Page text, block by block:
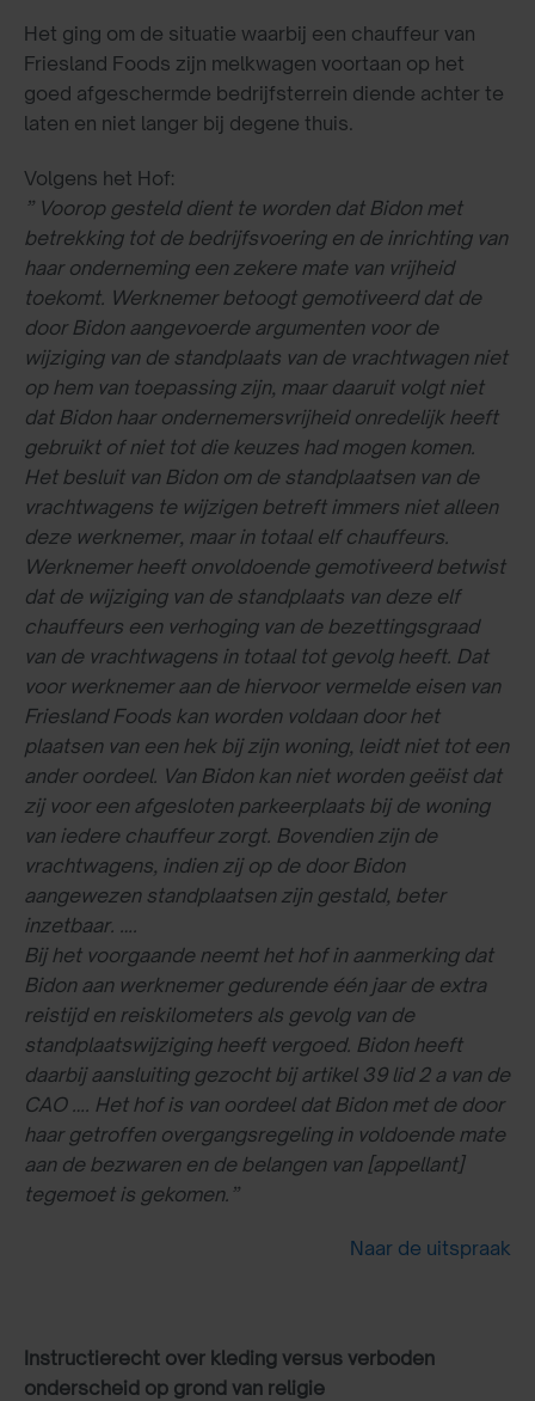
Het ging om de situatie waarbij een chauffeur van
Friesland Foods zijn melkwagen voortaan op het
goed afgeschermde bedrijfsterrein diende achter te
laten en niet langer bij degene thuis.
Volgens het Hof:
” Voorop gesteld dient te worden dat Bidon met
betrekking tot de bedrijfsvoering en de inrichting van
haar onderneming een zekere mate van vrijheid
toekomt. Werknemer betoogt gemotiveerd dat de
door Bidon aangevoerde argumenten voor de
wijziging van de standplaats van de vrachtwagen niet
op hem van toepassing zijn, maar daaruit volgt niet
dat Bidon haar ondernemersvrijheid onredelijk heeft
gebruikt of niet tot die keuzes had mogen komen.
Het besluit van Bidon om de standplaatsen van de
vrachtwagens te wijzigen betreft immers niet alleen
deze werknemer, maar in totaal elf chauffeurs.
Werknemer heeft onvoldoende gemotiveerd betwist
dat de wijziging van de standplaats van deze elf
chauffeurs een verhoging van de bezettingsgraad
van de vrachtwagens in totaal tot gevolg heeft. Dat
voor werknemer aan de hiervoor vermelde eisen van
Friesland Foods kan worden voldaan door het
plaatsen van een hek bij zijn woning, leidt niet tot een
ander oordeel. Van Bidon kan niet worden geëist dat
zij voor een afgesloten parkeerplaats bij de woning
van iedere chauffeur zorgt. Bovendien zijn de
vrachtwagens, indien zij op de door Bidon
aangewezen standplaatsen zijn gestald, beter
inzetbaar. ….
Bij het voorgaande neemt het hof in aanmerking dat
Bidon aan werknemer gedurende één jaar de extra
reistijd en reiskilometers als gevolg van de
standplaatswijziging heeft vergoed. Bidon heeft
daarbij aansluiting gezocht bij artikel 39 lid 2 a van de
CAO …. Het hof is van oordeel dat Bidon met de door
haar getroffen overgangsregeling in voldoende mate
aan de bezwaren en de belangen van [appellant]
tegemoet is gekomen.”
Naar de uitspraak
Instructierecht over kleding versus verboden
onderscheid op grond van religie